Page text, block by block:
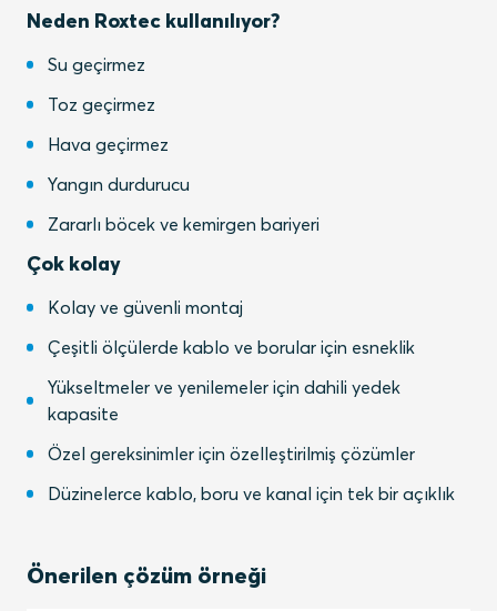
Neden Roxtec kullanılıyor?
Su geçirmez
Toz geçirmez
Hava geçirmez
Yangın durdurucu
Zararlı böcek ve kemirgen bariyeri
Çok kolay
Kolay ve güvenli montaj
Çeşitli ölçülerde kablo ve borular için esneklik
Yükseltmeler ve yenilemeler için dahili yedek
kapasite
Özel gereksinimler için özelleştirilmiş çözümler
Düzinelerce kablo, boru ve kanal için tek bir açıklık
Önerilen çözüm örneği